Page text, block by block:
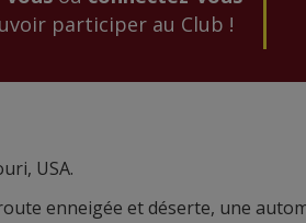
participer au Club !
USA.
enneigée et déserte, une